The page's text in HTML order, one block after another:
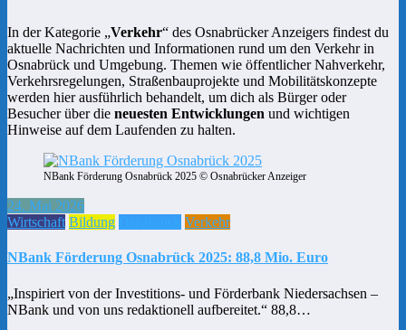
In der Kategorie „Verkehr“ des Osnabrücker Anzeigers findest du
aktuelle Nachrichten und Informationen rund um den Verkehr in
Osnabrück und Umgebung. Themen wie öffentlicher Nahverkehr,
Verkehrsregelungen, Straßenbauprojekte und Mobilitätskonzepte
werden hier ausführlich behandelt, um dich als Bürger oder
Besucher über die neuesten Entwicklungen und wichtigen
Hinweise auf dem Laufenden zu halten.
NBank Förderung Osnabrück 2025 © Osnabrücker Anzeiger
24. Mai 2026
Wirtschaft Bildung Verkehr
NBank Förderung Osnabrück 2025: 88,8 Mio. Euro
„Inspiriert von der Investitions- und Förderbank Niedersachsen –
NBank und von uns redaktionell aufbereitet.“ 88,8…